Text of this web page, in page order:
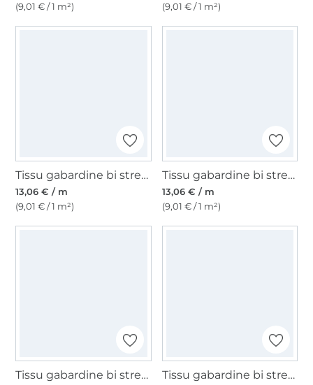
(9,01 € / 1 m²)
(9,01 € / 1 m²)
Tissu gabardine bi stretch, blanc cassé
13,06 € / m
(9,01 € / 1 m²)
Tissu gabardine bi stretch, vert foncé
13,06 € / m
(9,01 € / 1 m²)
Tissu gabardine bi stretch uni, noir Tissu gabardine bi stretch. Bleu denim foncé